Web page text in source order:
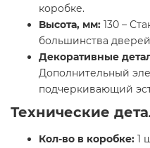
коробке.
Высота, мм: 130 –
большинства
Декоративные
Дополнительный
подчеркивающий
Технические
Кол-во в коробке: 1